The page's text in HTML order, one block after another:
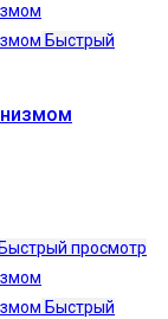
Быстрый
Быстрый просмотр
Быстрый